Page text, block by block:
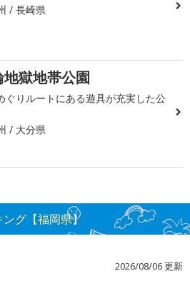
/ 長崎県
地獄地帯公園
ぐりルートにある遊具が充実した公
/ 大分県
グ【福岡県】
2026/08/06 更新